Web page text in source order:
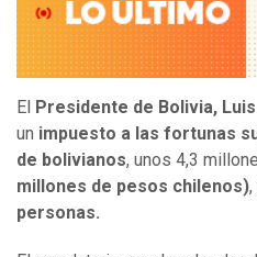
El Presidente de Bolivia,
un impuesto a las fortunas
de bolivianos, unos 4,3
millones de pesos chilenos)
personas.